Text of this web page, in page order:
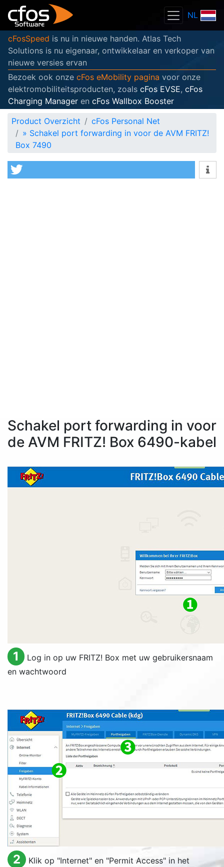
NL
cFosSpeed is nu in nieuwe handen. Atlas Tech
Solutions is nu eigenaar, ontwikkelaar en verkoper van
nieuwe versies ervan
Bezoek ook onze cFos eMobility pagina voor onze
elektromobiliteitsproducten, zoals cFos EVSE, cFos
Charging Manager en cFos Wallbox Booster
Product Overzicht
cFos Personal Net
» Schakel port forwarding in voor de AVM FRITZ!
Box 7490
Schakel port forwarding in voor
de AVM FRITZ! Box 6490-kabel
1
Log in op uw FRITZ! Box met uw gebruikersnaam
en wachtwoord
2 Klik op "Internet" en "Permit Access" in het